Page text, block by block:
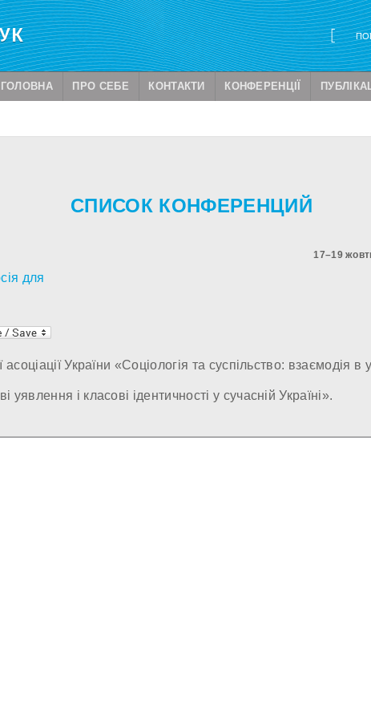
ГОЛОВНА ПРО СЕБЕ КОНТАКТИ КОНФЕРЕНЦІЇ
СПИСОК КОНФЕРЕНЦИЙ
17–19
для
асоціації України «Соціологія та суспільство: взаємодія
уявлення і класові ідентичності у сучасній Україні».